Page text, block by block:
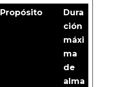
Propósito
Dura
ción
máxi
ma
de
alma